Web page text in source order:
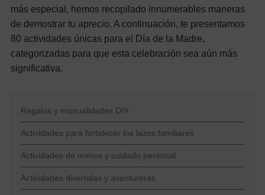
más especial, hemos recopilado innumerables maneras
de demostrar tu aprecio. A continuación, te presentamos
80 actividades únicas para el Día de la Madre,
categorizadas para que esta celebración sea aún más
significativa.
Regalos y manualidades DIY
Actividades para fortalecer los lazos familiares
Actividades de mimos y cuidado personal
Actividades divertidas y aventureras